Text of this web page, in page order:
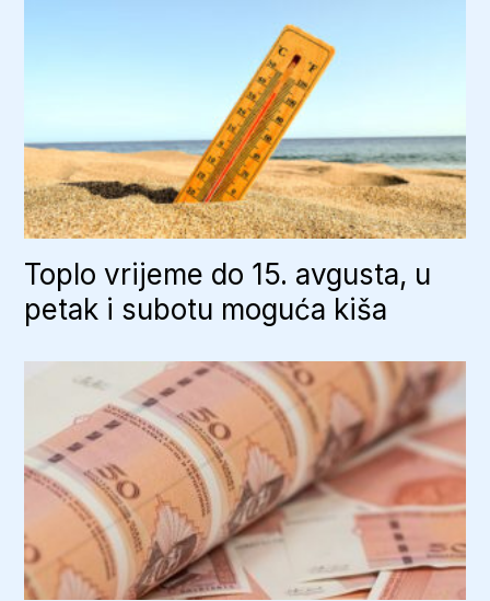
Toplo vrijeme do 15. avgusta, u
petak i subotu moguća kiša